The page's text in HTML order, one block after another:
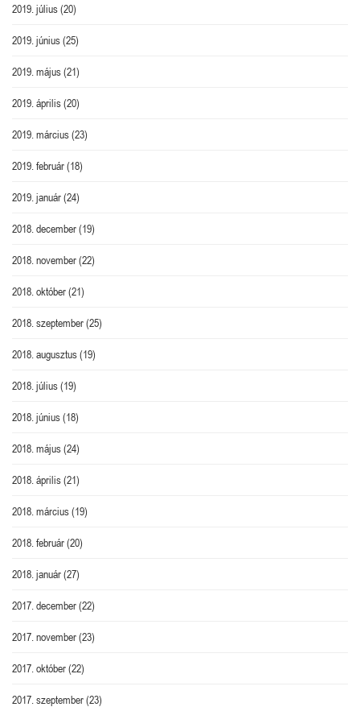
2019. július(20)
2019. június(25)
2019. május(21)
2019. április(20)
2019. március(23)
2019. február(18)
2019. január(24)
2018. december(19)
2018. november(22)
2018. október(21)
2018. szeptember(25)
2018. augusztus(19)
2018. július(19)
2018. június(18)
2018. május(24)
2018. április(21)
2018. március(19)
2018. február(20)
2018. január(27)
2017. december(22)
2017. november(23)
2017. október(22)
2017. szeptember(23)